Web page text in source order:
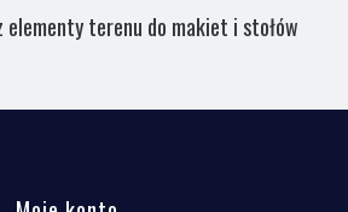
terenu do makiet i stołów